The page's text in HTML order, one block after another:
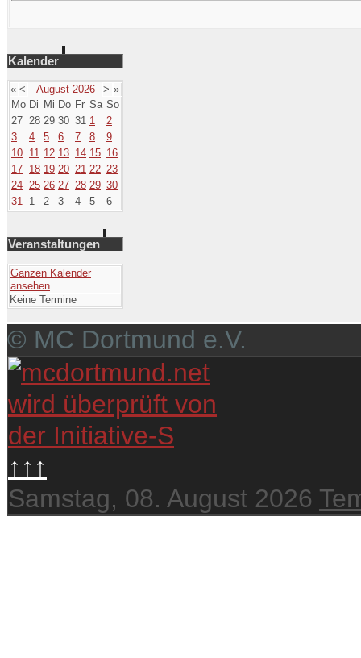
Kalender
« < August 2026 > »
Mo Di Mi Do Fr Sa So
27 28 29 30 31 1
2
3
4 5 6 7 8
9
10 11 12 13 14 15 16
17 18 19 20 21 22 23
24 25 26 27 28 29 30
31 1 2 3 4 5 6
Veranstaltungen
Ganzen Kalender
ansehen
Keine Termine
© MC Dortmund e.V.
↑↑↑
Samstag, 08. August 2026